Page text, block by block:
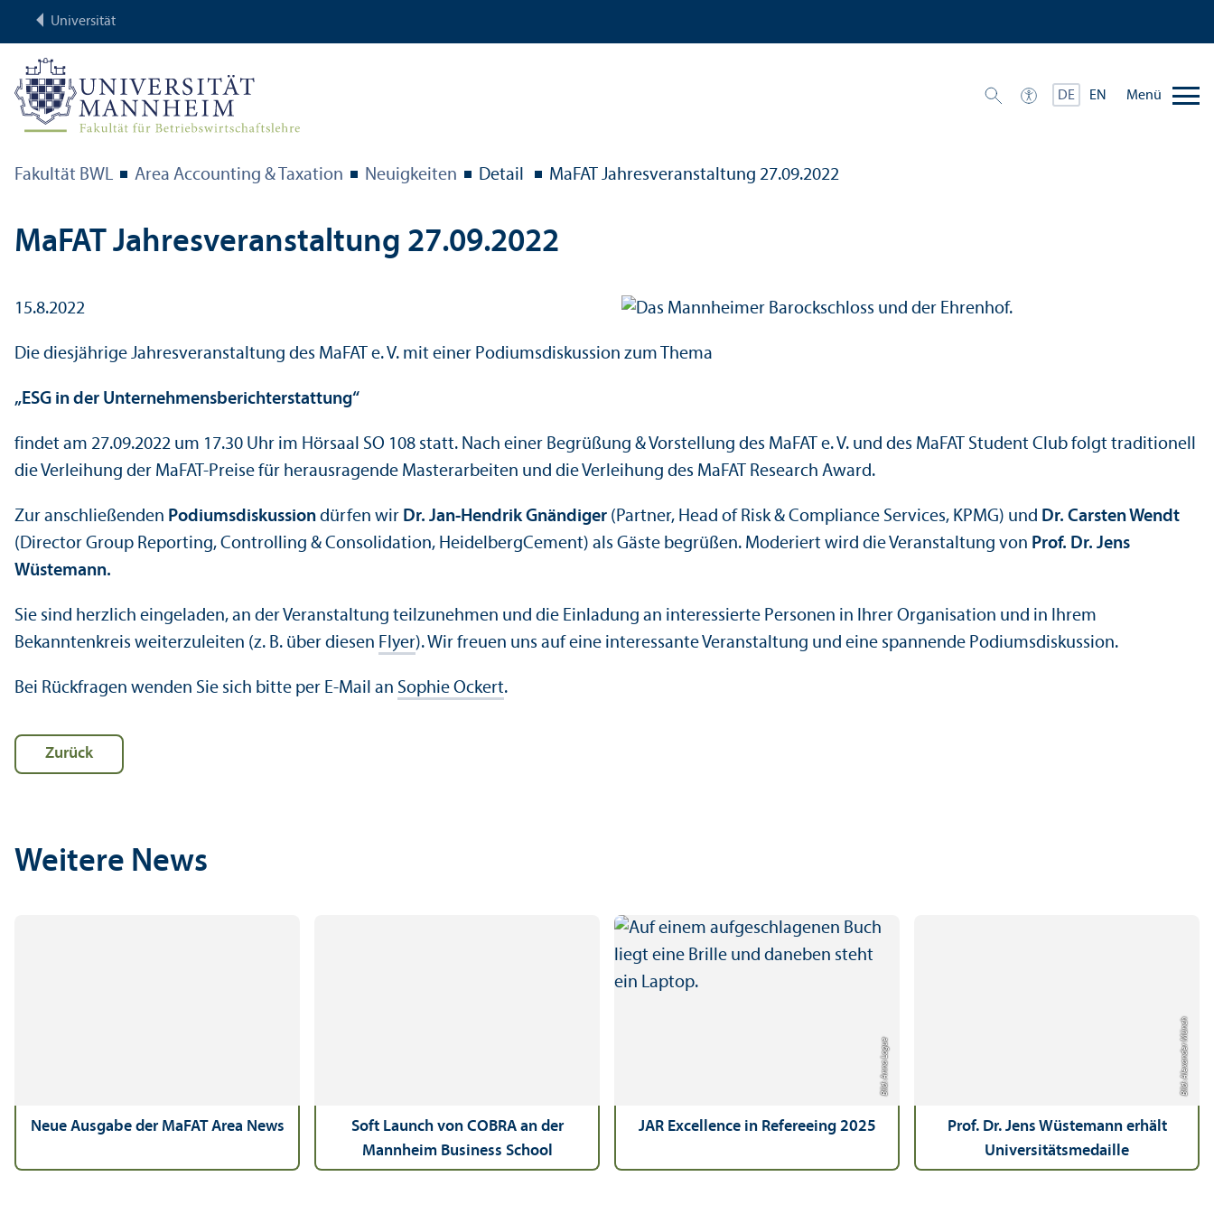
Universität
DE EN Menü
Fakultät BWL Area Accounting & Taxation Neuigkeiten Detail MaFAT Jahres­veranstaltung 27.09.2022
MaFAT Jahres­veranstaltung 27.09.2022
15.8.2022
Die diesjährige Jahres­veranstaltung des MaFAT e. V. mit einer Podiumsdiskussion zum Thema
„ESG in der Unter­nehmens­bericht­erstattung“
findet am 27.09.2022 um 17.30 Uhr im Hörsaal SO 108 statt. Nach einer Begrüßung & Vorstellung des MaFAT e. V. und des MaFAT Student Club folgt traditionell
die Verleihung der MaFAT-Preise für herausragende Master­arbeiten und die Verleihung des MaFAT Research Award.
Zur anschließenden Podiumsdiskussion dürfen wir Dr. Jan-Hendrik Gnändiger (Partner, Head of Risk & Compliance Services, KPMG) und Dr. Carsten Wendt
(Director Group Reporting, Controlling & Consolidation, HeidelbergCement) als Gäste begrüßen. Moderiert wird die Veranstaltung von Prof. Dr. Jens
Wüstemann.
Sie sind herzlich eingeladen, an der Veranstaltung teilzunehmen und die Einladung an interessierte Personen in Ihrer Organisation und in Ihrem
Bekanntenkreis weiterzuleiten (z. B. über diesen Flyer). Wir freuen uns auf eine interessante Veranstaltung und eine spannende Podiumsdiskussion.
Bei Rückfragen wenden Sie sich bitte per E-Mail an Sophie Ockert.
Zurück
Weitere News
Neue Ausgabe der MaFAT Area News
Soft Launch von COBRA an der
Mannheim Business School
Bild: Anna Logue
JAR Excellence in Refereeing 2025
Bild: Alexander Münch
Prof. Dr. Jens Wüstemann erhält
Universitäts­medaille